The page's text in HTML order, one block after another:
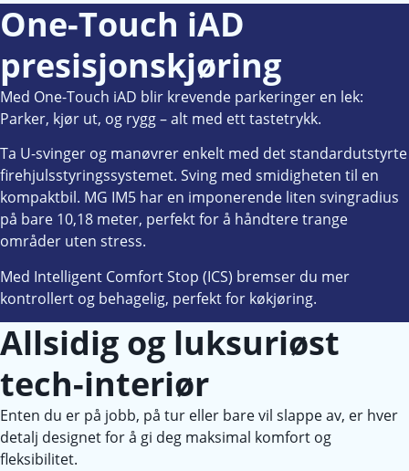
One-Touch iAD
presisjonskjøring
Med One-Touch iAD blir krevende parkeringer en lek:
Parker, kjør ut, og rygg – alt med ett tastetrykk.
Ta U-svinger og manøvrer enkelt med det standardutstyrte
firehjulsstyringssystemet. Sving med smidigheten til en
kompaktbil. MG IM5 har en imponerende liten svingradius
på bare 10,18 meter, perfekt for å håndtere trange
områder uten stress.
Med Intelligent Comfort Stop (ICS) bremser du mer
kontrollert og behagelig, perfekt for køkjøring.
Allsidig og luksuriøst
tech-interiør
Enten du er på jobb, på tur eller bare vil slappe av, er hver
detalj designet for å gi deg maksimal komfort og
fleksibilitet.